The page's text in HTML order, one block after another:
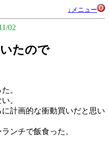
↓メニュー
02
たので
。
。
計画的な衝動買いだと思い
ンチで飯食った。